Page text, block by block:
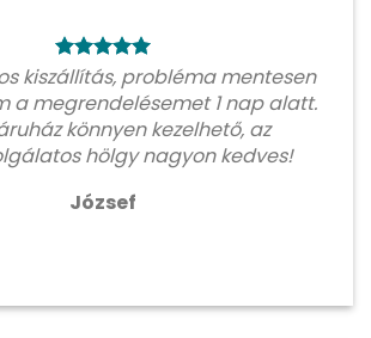
kiszállítás, probléma mentesen
a megrendelésemet 1 nap alatt.
könnyen kezelhető, az
hölgy nagyon kedves!
József